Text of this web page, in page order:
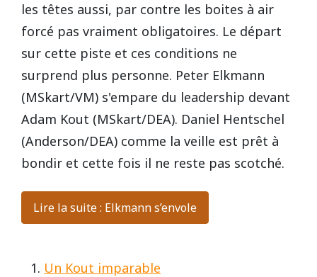
les têtes aussi, par contre les boites à air
forcé pas vraiment obligatoires. Le départ
sur cette piste et ces conditions ne
surprend plus personne. Peter Elkmann
(MSkart/VM) s'empare du leadership devant
Adam Kout (MSkart/DEA). Daniel Hentschel
(Anderson/DEA) comme la veille est prêt à
bondir et cette fois il ne reste pas scotché.
Lire la suite : Elkmann s’envole
Un Kout imparable